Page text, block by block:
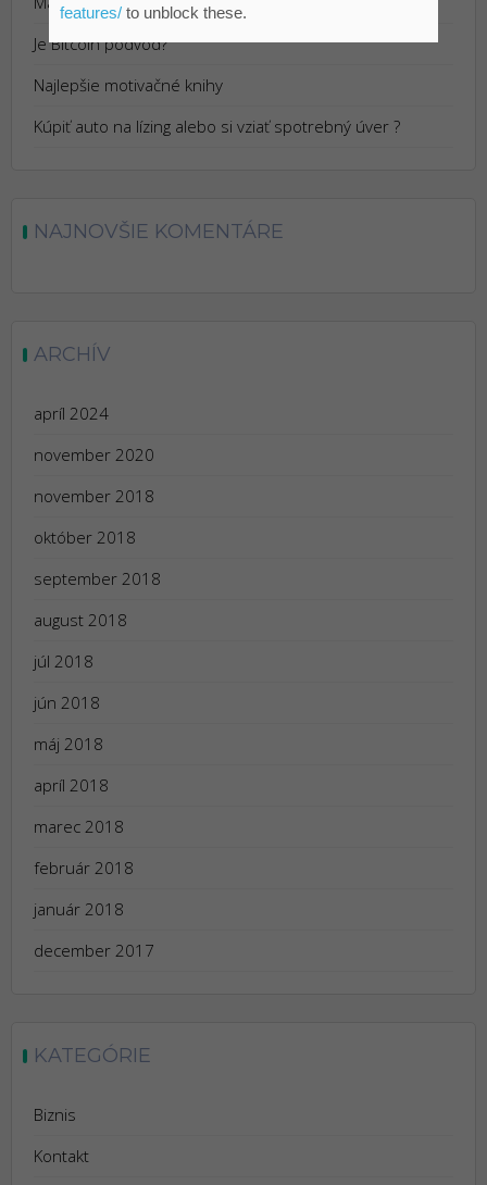
Je Bitcoin podvod?
Najlepšie motivačné knihy
Kúpiť auto na lízing alebo si vziať spotrebný úver ?
NAJNOVŠIE KOMENTÁRE
ARCHÍV
apríl 2024
november 2020
november 2018
október 2018
september 2018
august 2018
júl 2018
jún 2018
máj 2018
apríl 2018
marec 2018
február 2018
január 2018
december 2017
KATEGÓRIE
Biznis
Kontakt
features/to unblock these.